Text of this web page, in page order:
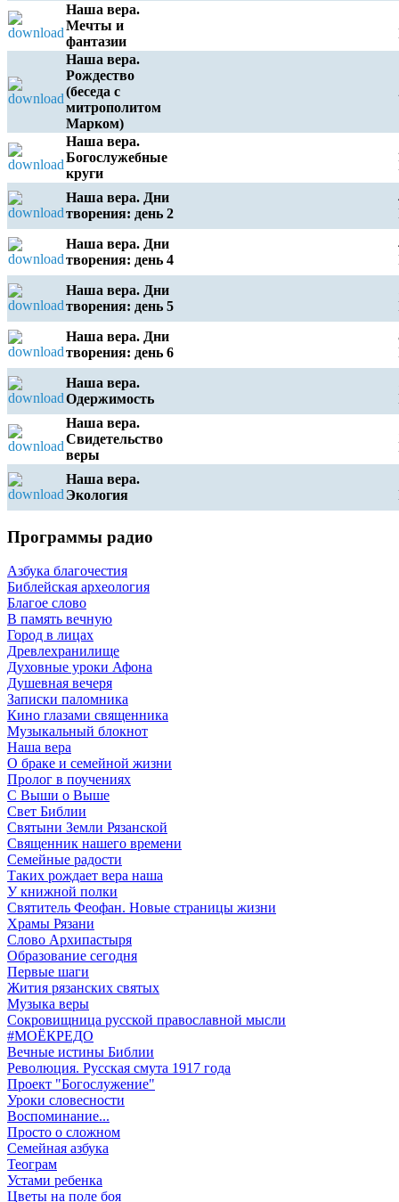
Наша вера.
Мечты и
фантазии
Наша вера.
Рождество
(беседа с
митрополитом
Марком)
Наша вера.
Богослужебные
круги
Наша вера. Дни
творения: день 2
Наша вера. Дни
творения: день 4
Наша вера. Дни
творения: день 5
Наша вера. Дни
творения: день 6
Наша вера.
Одержимость
Наша вера.
Свидетельство
веры
Наша вера.
Экология
Программы радио
Азбука благочестия
Библейская археология
Благое слово
В память вечную
Город в лицах
Древлехранилище
Духовные уроки Афона
Душевная вечеря
Записки паломника
Кино глазами священника
Музыкальный блокнот
Наша вера
О браке и семейной жизни
Пролог в поучениях
С Выши о Выше
Свет Библии
Святыни Земли Рязанской
Священник нашего времени
Семейные радости
Таких рождает вера наша
У книжной полки
Святитель Феофан. Новые страницы жизни
Храмы Рязани
Слово Архипастыря
Образование сегодня
Первые шаги
Жития рязанских святых
Музыка веры
Сокровищница русской православной мысли
#МОЁКРЕДО
Вечные истины Библии
Революция. Русская смута 1917 года
Проект "Богослужение"
Уроки словесности
Воспоминание...
Просто о сложном
Семейная азбука
Теограм
Устами ребенка
Цветы на поле боя